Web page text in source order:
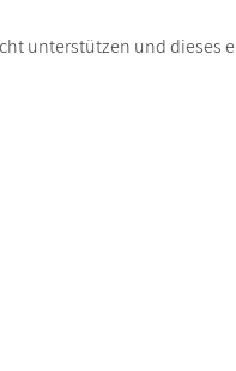
unterstützen und dieses